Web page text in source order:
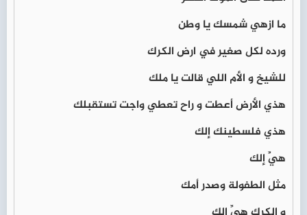
ما ازهي شمسك يا وطن
ورده لكل صغير في ارض الكرك
للشيخ و الأم اللي قالت يا ملك
هذي الأرض أعطت و راح تعطي واجت تستقبلك
هذي فلسطينك إلك
هيِّ إلك
مثل الطفولة وصدر أمك